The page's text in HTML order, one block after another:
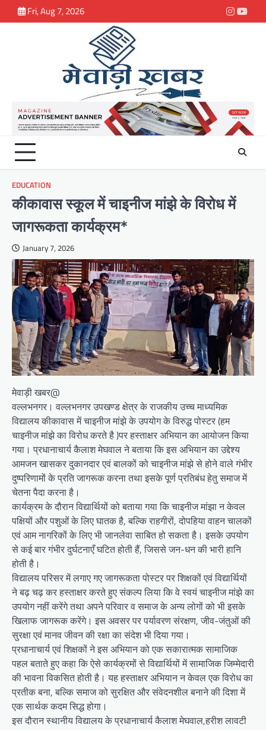
to
Fri, Aug 7, 2026
EDUCATION
कीकावास स्कूल में चाइनीज मांझे के विरोध में
जागरूकता कार्यक्रम*
January 7, 2026
मेवाड़ी खबर@
वल्लभनगर। वल्लभनगर उपखण्ड क्षेत्र के राजकीय उच्च माध्यमिक
विद्यालय कीकावास में चाइनीज मांझे के उपयोग के विरुद्ध पोस्टर (हम
चाइनीज मांझे का विरोध करते है )पर हस्ताक्षर अभियान का आयोजन किया
गया। प्रधानाचार्य कैलाश मेघवाल ने बताया कि इस अभियान का उद्देश्य
आमजन खासकर दुकानदार एवं बालकों को चाइनीज मांझे से होने वाले गंभीर
दुष्परिणामों के प्रति जागरूक करना तथा इसके पूर्ण प्रतिबंध हेतु समाज में
चेतना पैदा करना है।
कार्यक्रम के दौरान विद्यार्थियों को बताया गया कि चाइनीज मांझा न केवल
पक्षियों और पशुओं के लिए घातक है, बल्कि राहगीरों, दोपहिया वाहन चालकों
एवं आम नागरिकों के लिए भी जानलेवा साबित हो सकता है। इसके उपयोग
से कई बार गंभीर दुर्घटनाएँ घटित होती हैं, जिससे जन-धन की भारी हानि
होती है।
विद्यालय परिसर में लगाए गए जागरूकता पोस्टर पर शिक्षकों एवं विद्यार्थियों
ने बढ़ चढ़ कर हस्ताक्षर करते हुए संकल्प लिया कि वे स्वयं चाइनीज मांझे का
उपयोग नहीं करेंगे तथा अपने परिवार व समाज के अन्य लोगों को भी इसके
खिलाफ जागरूक करेंगे। इस अवसर पर पर्यावरण संरक्षण, जीव-जंतुओं की
सुरक्षा एवं मानव जीवन की रक्षा का संदेश भी दिया गया।
प्रधानाचार्य एवं शिक्षकों ने इस अभियान को एक सकारात्मक सामाजिक
पहल बताते हुए कहा कि ऐसे कार्यक्रमों से विद्यार्थियों में सामाजिक जिम्मेदारी
की भावना विकसित होती है। यह हस्ताक्षर अभियान न केवल एक विरोध का
प्रतीक बना, बल्कि समाज को सुरक्षित और संवेदनशील बनाने की दिशा में
एक सार्थक कदम सिद्ध होगा।
इस दौरान स्थानीय विद्यालय के प्रधानाचार्य कैलाश मेघवाल,हरीश लावटी